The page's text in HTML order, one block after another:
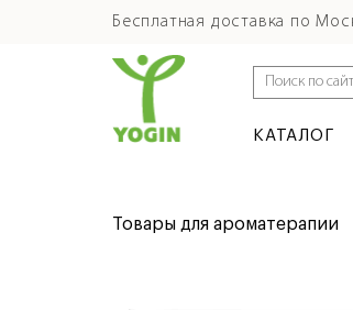
Бесплатная доставка по
КАТАЛОГ
Товары для ароматерапии